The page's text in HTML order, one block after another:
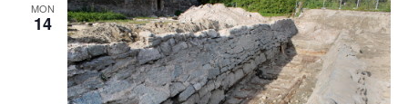
MON
14